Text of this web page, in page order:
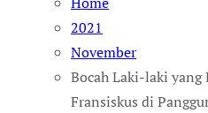
2021
November
Bocah Laki-laki yang
Fransiskus di